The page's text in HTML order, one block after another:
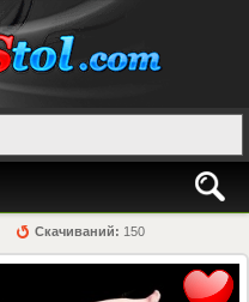
Скачиваний: 150